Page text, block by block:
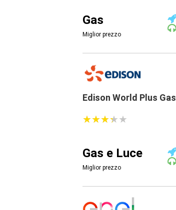
Gas
Miglior prezzo
Edison World Plus Gas
★★★★★
★★★★★
Gas e Luce
Miglior prezzo